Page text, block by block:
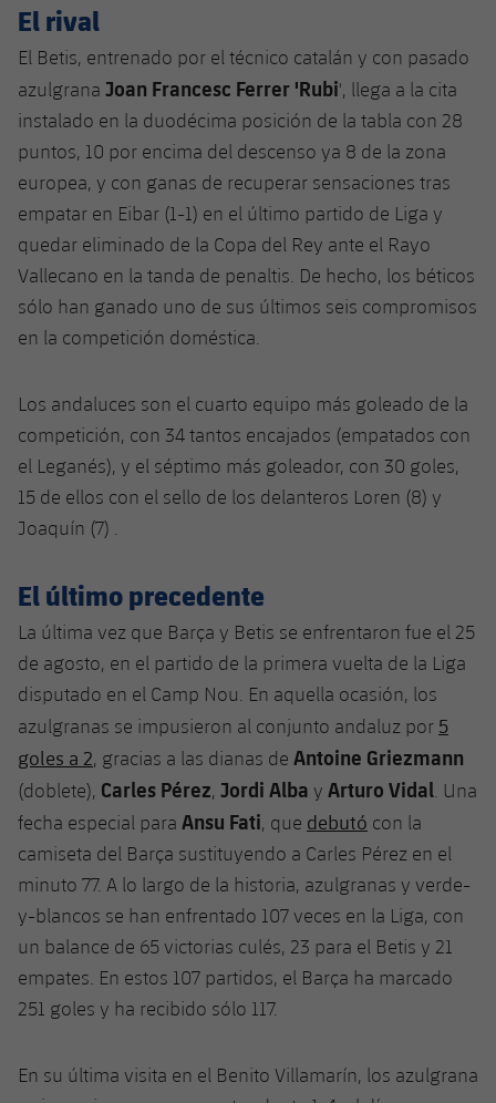
Resultados
Clasificaciones
Jugadores
Fotos
Historia
Palmarés
Resultados
Clasificaciones
Barça C
Junior
Infantil
Alevín
PLUSICON
MÁS
Información general
plusicon
más
Noticias
Atletismo
plusicon
más
Actualidad
Femenino
Baloncesto en silla de ruedas
plusicon
más
Actualidad
Jugadores
Resultados
Clasificaciones
Hockey sobre hielo
plusicon
más
Actualidad
Calendario
Resultados
Hockey hierba
plusicon
más
Noticias
Hockey Hierba Masculino
Hockey Hierba Femenino
Patinaje artístico
plusicon
más
Actualidad
Plantilla
Escuela de Patinaje
plusicon
más
Jugadores
Calendario
Resultados
Clasificaciones
Fotos
plusicon
más
Noticias
Voleibol masculino
Apúntate a las amateurs
plusicon
Apúntate a las amateurs
Carnet de las Secciones Amateurs
PLUSICON
MÁS
League of Legends
VALORANT Game Changers
eFootball
El rival
El Betis, entrenado por el técnico catalán y con pasado
azulgrana Joan Francesc Ferrer 'Rubi', llega a la cita
instalado en la duodécima posición de la tabla con 28
puntos, 10 por encima del descenso ya 8 de la zona
europea, y con ganas de recuperar sensaciones tras
empatar en Eibar (1-1) en el último partido de Liga y
quedar eliminado de la Copa del Rey ante el Rayo
Vallecano en la tanda de penaltis. De hecho, los béticos
sólo han ganado uno de sus últimos seis compromisos
en la competición doméstica.
Los andaluces son el cuarto equipo más goleado de la
competición, con 34 tantos encajados (empatados con
el Leganés), y el séptimo más goleador, con 30 goles,
15 de ellos con el sello de los delanteros Loren (8) y
Joaquín (7) .
El último precedente
La última vez que Barça y Betis se enfrentaron fue el 25
de agosto, en el partido de la primera vuelta de la Liga
disputado en el Camp Nou. En aquella ocasión, los
azulgranas se impusieron al conjunto andaluz por 5
goles a 2, gracias a las dianas de Antoine Griezmann
(doblete), Carles Pérez, Jordi Alba y Arturo Vidal . Una
fecha especial para Ansu Fati, que debutó con la
camiseta del Barça sustituyendo a Carles Pérez en el
minuto 77. A lo largo de la historia, azulgranas y verde-
y-blancos se han enfrentado 107 veces en la Liga, con
un balance de 65 victorias culés, 23 para el Betis y 21
empates. En estos 107 partidos, el Barça ha marcado
251 goles y ha recibido sólo 117.
En su última visita en el Benito Villamarín, los azulgrana